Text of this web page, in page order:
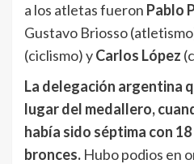
a los atletas fueron Pablo
Gustavo Briosso
(ciclismo) yCarlos López
La delegación argentina
lugar del medallero,
había sido séptima con
bronces. Hubo podios en